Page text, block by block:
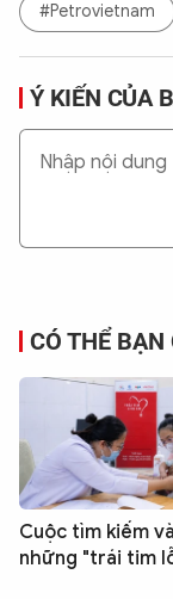
#Petrovietnam
Ý KIẾN CỦA
CÓ THỂ
Cuộc tìm kiếm
những "trái tim